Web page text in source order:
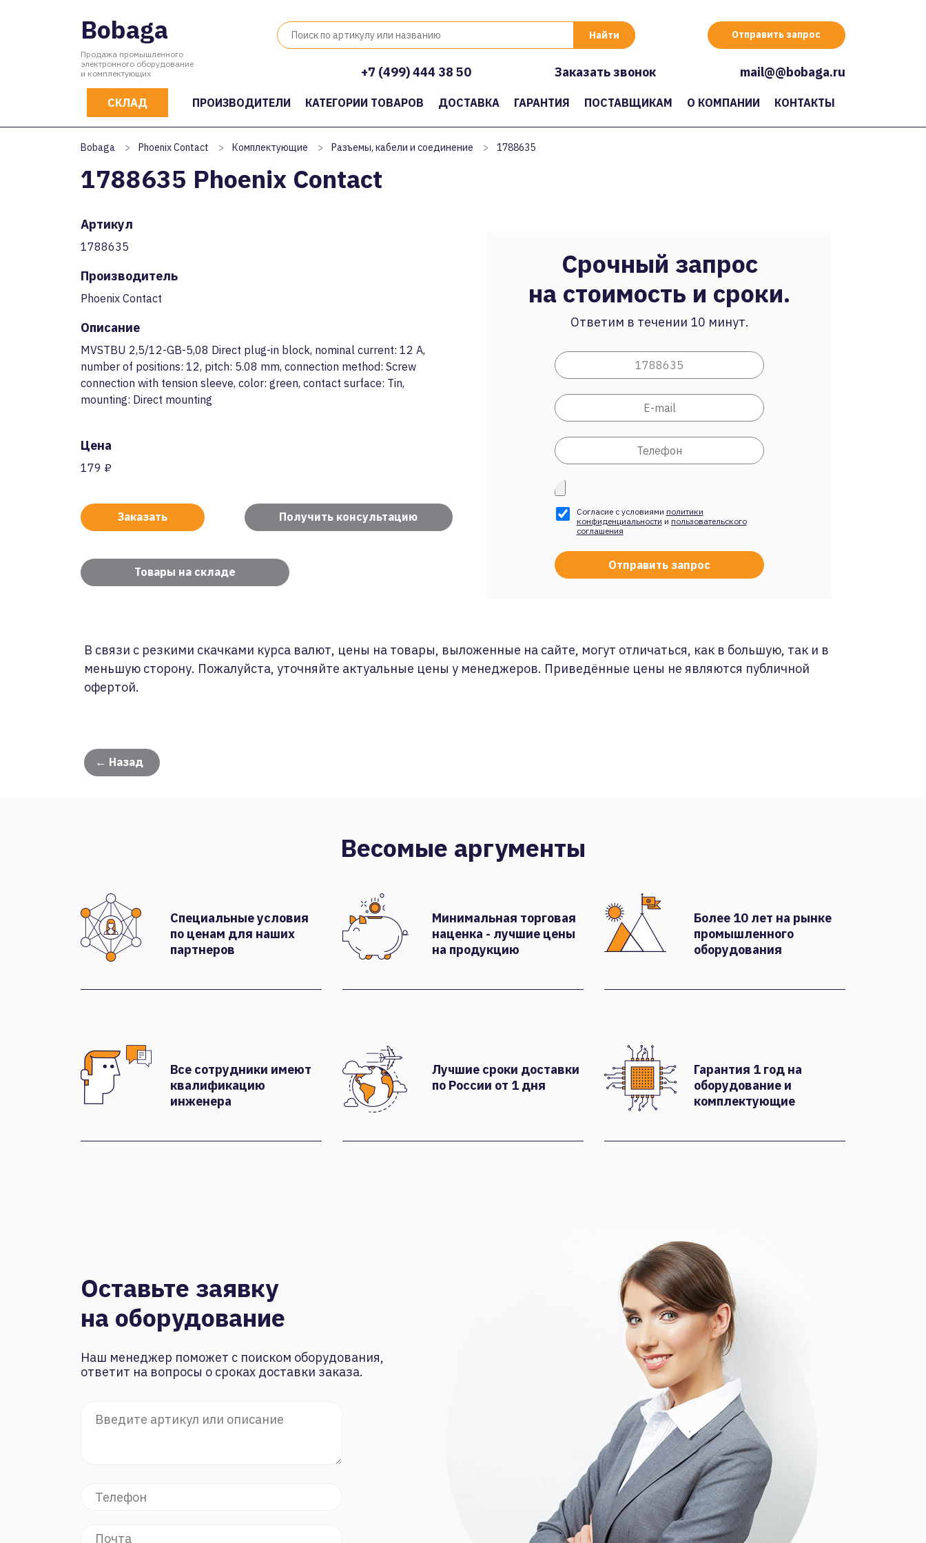
Bobaga
Продажа промышленного
электронного оборудование
и комплектующих
Отправить запрос
+7 (499) 444 38 50 Заказать звонок mail@@bobaga.ru
СКЛАД ПРОИЗВОДИТЕЛИ КАТЕГОРИИ ТОВАРОВ ДОСТАВКА ГАРАНТИЯ ПОСТАВЩИКАМ О КОМПАНИИ КОНТАКТЫ
Bobaga > Phoenix Contact > Комплектующие > Разъемы, кабели и соединение > 1788635
1788635 Phoenix Contact
Артикул
1788635
Производитель
Phoenix Contact
Описание
MVSTBU 2,5/12-GB-5,08 Direct plug-in block, nominal current: 12 A,
number of positions: 12, pitch: 5.08 mm, connection method: Screw
connection with tension sleeve, color: green, contact surface: Tin,
mounting: Direct mounting
Цена
179 ₽
Заказать Получить консультацию
Товары на складе
Срочный запрос
на стоимость и сроки.
Ответим в течении 10 минут.
Согласие с условиями политики
конфиденциальности и пользовательского
соглашения
В связи с резкими скачками курса валют, цены на товары, выложенные на сайте, могут отличаться, как в большую, так и в
меньшую сторону. Пожалуйста, уточняйте актуальные цены у менеджеров. Приведённые цены не являются публичной
офертой.
← Назад
Весомые аргументы
Специальные условия
по ценам для наших
партнеров
Минимальная торговая
наценка - лучшие цены
на продукцию
Более 10 лет на рынке
промышленного
оборудования
Все сотрудники имеют
квалификацию
инженера
Лучшие сроки доставки
по России от 1 дня
Гарантия 1 год на
оборудование и
комплектующие
Оставьте заявку
на оборудование
Наш менеджер поможет с поиском оборудования,
ответит на вопросы о сроках доставки заказа.